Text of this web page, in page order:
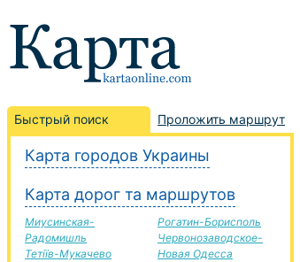
Быстрый поиск Проложить маршрут
Карта городов Украины
Карта дорог та маршрутов
Миусинская-
Радомишль
Тетіїв-Мукачево
Рогатин-Борисполь
Червонозаводское-
Новая Одесса